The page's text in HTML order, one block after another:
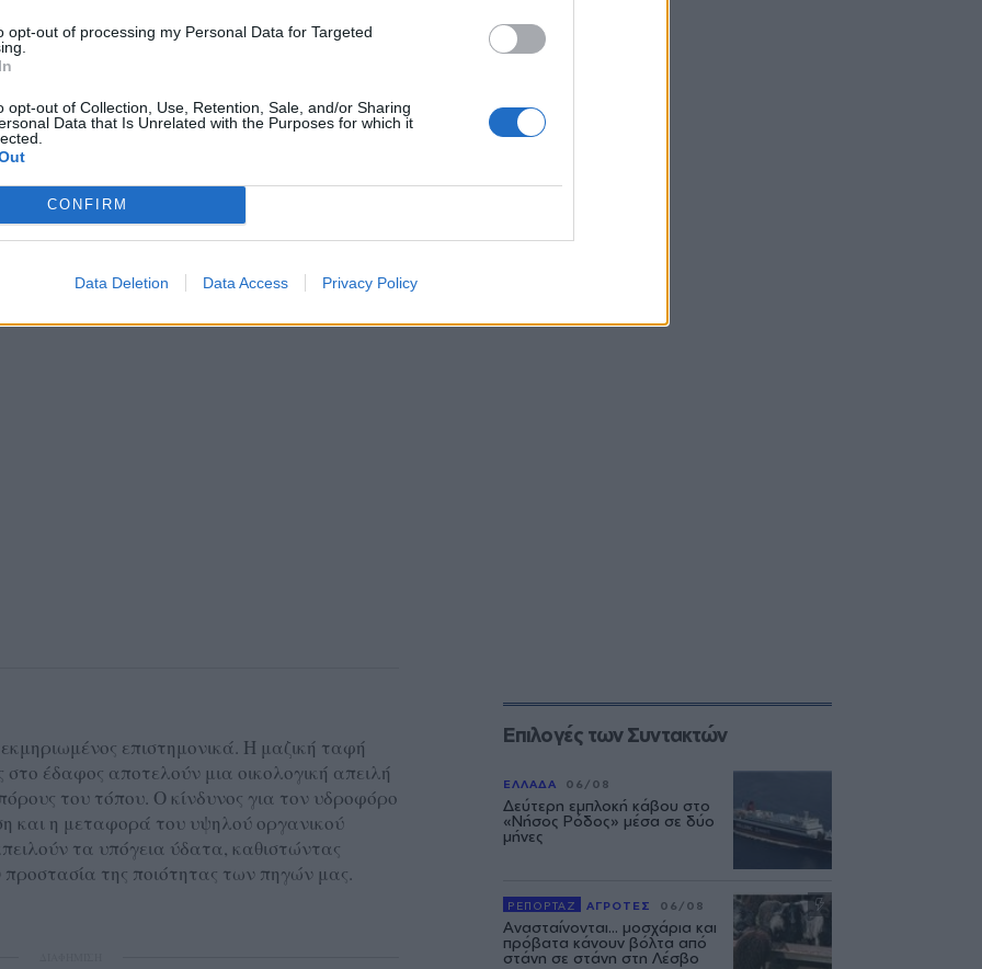
opt-out of processing my Personal Data for Targeted
opt-out of Collection, Use, Retention, Sale, and/or Sharing
Data that Is Unrelated with the Purposes for which it
CONFIRM
Data Deletion Data Access Privacy Policy
μου είπε με τρεμάμενη φωνή. «Είναι
στο χώμα. Αυτά τα ζώα τα ξέρουμε με
Και τώρα; Τόση ταφή… φοβάμαι για το
στα παιδιά μας».
επιστημονικά. Η μαζική ταφή
έδαφος αποτελούν μια οικολογική απειλή
του τόπου. Ο κίνδυνος για τον υδροφόρο
και η μεταφορά του υψηλού οργανικού
τα υπόγεια ύδατα, καθιστώντας
της ποιότητας των πηγών μας.
Επιλογές των Συντακτών
ΕΛΛΑΔΑ 06/08
Δεύτερη εμπλοκή κάβου στο
«Νήσος Ρόδος» μέσα σε δύο
μήνες
ΡΕΠΟΡΤΑΖ ΑΓΡΟΤΕΣ 06/08
Ανασταίνονται... μοσχάρια και
πρόβατα κάνουν βόλτα από
στάνη σε στάνη στη Λέσβο